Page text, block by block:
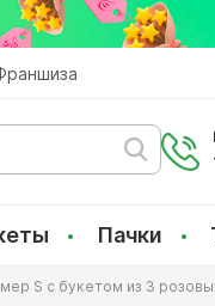
Пачки
S с букетом из 3